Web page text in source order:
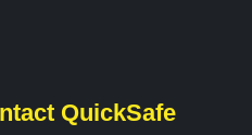
QuickSafe